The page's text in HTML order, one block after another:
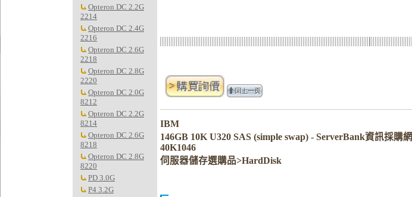
Opteron DC 2.2G
2214
Opteron DC 2.4G
2216
Opteron DC 2.6G
2218
Opteron DC 2.8G
2220
Opteron DC 2.0G
8212
Opteron DC 2.2G
8214
Opteron DC 2.6G
8218
Opteron DC 2.8G
8220
PD 3.0G
P4 3.2G
IBM
146GB 10K U320 SAS (simple swap) - ServerBank資訊採購網
40K1046
伺服器儲存選購品>HardDisk